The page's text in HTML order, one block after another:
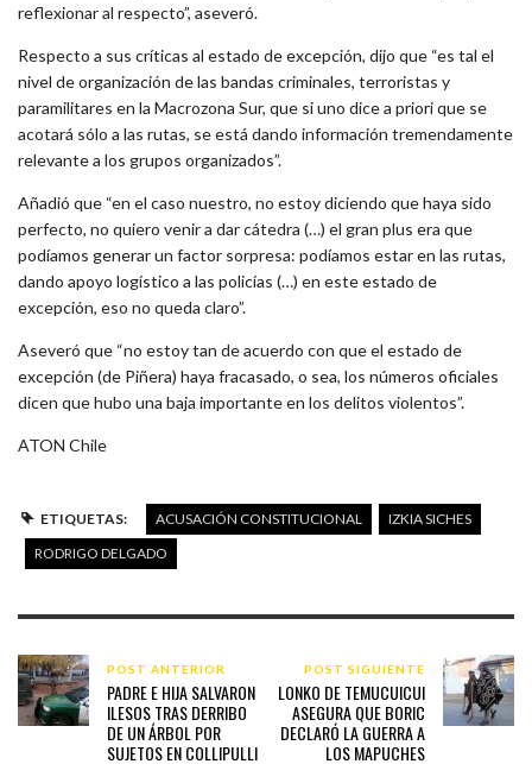
reflexionar al respecto”, aseveró.
Respecto a sus críticas al estado de excepción, dijo que “es tal el
nivel de organización de las bandas criminales, terroristas y
paramilitares en la Macrozona Sur, que si uno dice a priori que se
acotará sólo a las rutas, se está dando información tremendamente
relevante a los grupos organizados”.
Añadió que “en el caso nuestro, no estoy diciendo que haya sido
perfecto, no quiero venir a dar cátedra (…) el gran plus era que
podíamos generar un factor sorpresa: podíamos estar en las rutas,
dando apoyo logístico a las policías (…) en este estado de
excepción, eso no queda claro”.
Aseveró que “no estoy tan de acuerdo con que el estado de
excepción (de Piñera) haya fracasado, o sea, los números oficiales
dicen que hubo una baja importante en los delitos violentos”.
ATON Chile
ETIQUETAS: ACUSACIÓN CONSTITUCIONAL
IZKIA SICHES
RODRIGO DELGADO
POST ANTERIOR
PADRE E HIJA SALVARON
ILESOS TRAS DERRIBO
DE UN ÁRBOL POR
SUJETOS EN COLLIPULLI
POST SIGUIENTE
LONKO DE TEMUCUICUI
ASEGURA QUE BORIC
DECLARÓ LA GUERRA A
LOS MAPUCHES